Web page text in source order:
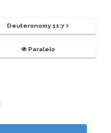
Deuteronomy 11:7
Paralelo